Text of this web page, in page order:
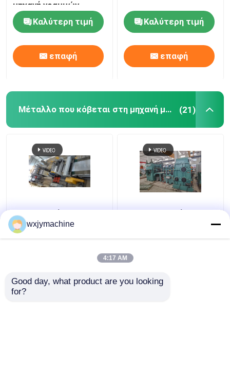
μηχανή γραμμών
μήκους για το φύλλο
χάλυβα 25pcs Χ 2m
Καλύτερη τιμή
επαφή
Καλύτερη τιμή
επαφή
Μέταλλο που κόβεται στη μηχανή μήκους (21)
μέταλλο μήκους
500mm 3000mm που
κόβεται στη μηχανή
Περιστροφική μύγα
μήκους 0,3 - 2 X 1000
wxjymachine
4:17 AM
Good day, what product are you looking
for?